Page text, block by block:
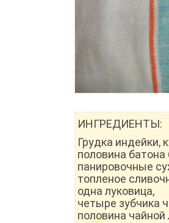
ИНГРЕДИЕНТЫ:
Грудка индейки,
половина батона
панировочные
топленое
одна луковица,
четыре зубчика
половина